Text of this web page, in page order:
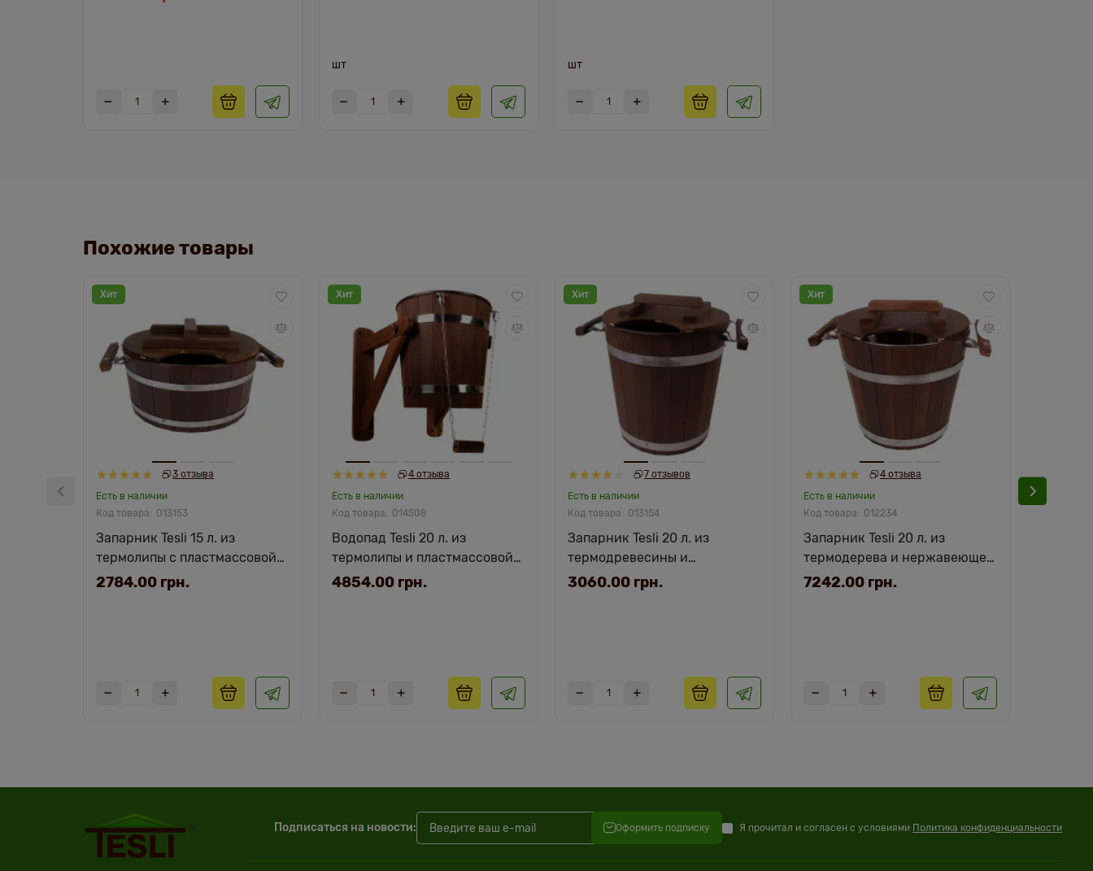
шт шт
Похожие товары
Хит
3 отзыва
Есть в наличии
013153
Запарник Tesli 15 л. из
термолипы с пластмассовой
вставкой и крышкой.
2784.00 грн.
Хит
4 отзыва
Есть в наличии
014508
Водопад Tesli 20 л. из
термолипы и пластмассовой
вставкой
4854.00 грн.
Хит
7 отзывов
Есть в наличии
013154
Запарник Tesli 20 л. из
термодревесины и
пластмассовой вставкой с
3060.00 грн.
Хит
4 отзыва
Есть в наличии
012234
Запарник Tesli 20 л. из
термодерева и нержавеющей
вставкой с крышкой.
7242.00 грн.
Подписаться на новости: Оформить подписку Я прочитал и согласен с условиями Политика конфиденциальности